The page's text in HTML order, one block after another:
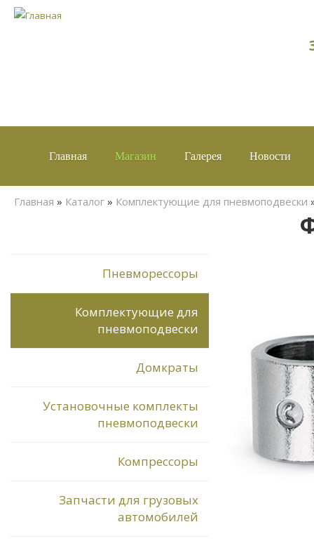
Главная Магазин Галерея Новости
Вы здесь
Главная » Каталог » Комплектующие для пневмоподвески
Пневморессоры
Комплектующие для
пневмоподвески
Домкраты
Установочные комплекты
пневмоподвески
Компрессоры
Запчасти для грузовых
автомобилей